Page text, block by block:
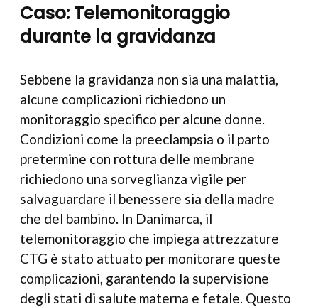
Caso: Telemonitoraggio
durante la gravidanza
Sebbene la gravidanza non sia una malattia,
alcune complicazioni richiedono un
monitoraggio specifico per alcune donne.
Condizioni come la preeclampsia o il parto
pretermine con rottura delle membrane
richiedono una sorveglianza vigile per
salvaguardare il benessere sia della madre
che del bambino. In Danimarca, il
telemonitoraggio che impiega attrezzature
CTG è stato attuato per monitorare queste
complicazioni, garantendo la supervisione
degli stati di salute materna e fetale. Questo